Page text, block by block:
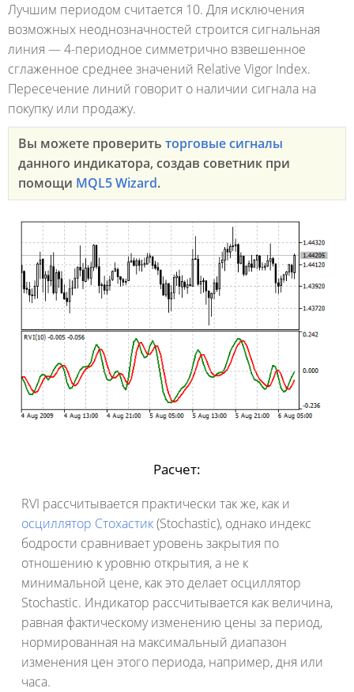
Лучшим периодом считается 10. Для исключения
возможных неоднозначностей строится сигнальная
линия — 4-периодное симметрично взвешенное
сглаженное среднее значений Relative Vigor Index.
Пересечение линий говорит о наличии сигнала на
покупку или продажу.
Вы можете проверить торговые сигналы
данного индикатора, создав советник при
помощи MQL5 Wizard.
Расчет:
RVI рассчитывается практически так же, как и
осциллятор Стохастик(Stochastic), однако индекс
бодрости сравнивает уровень закрытия по
отношению к уровню открытия, а не к
минимальной цене, как это делает осциллятор
Stochastic. Индикатор рассчитывается как величина,
равная фактическому изменению цены за период,
нормированная на максимальный диапазон
изменения цен этого периода, например, дня или
часа.